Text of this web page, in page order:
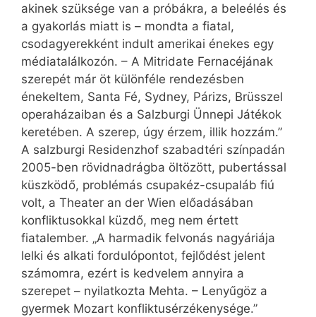
akinek szüksége van a próbákra, a beleélés és
a gyakorlás miatt is – mondta a fiatal,
csodagyerekként indult amerikai énekes egy
médiatalálkozón. – A Mitridate Fernacéjának
szerepét már öt különféle rendezésben
énekeltem, Santa Fé, Sydney, Párizs, Brüsszel
operaházaiban és a Salzburgi Ünnepi Játékok
keretében. A szerep, úgy érzem, illik hozzám.”
A salzburgi Residenzhof szabadtéri színpadán
2005-ben rövidnadrágba öltözött, pubertással
küszködő, problémás csupakéz-csupaláb fiú
volt, a Theater an der Wien előadásában
konfliktusokkal küzdő, meg nem értett
fiatalember. „A harmadik felvonás nagyáriája
lelki és alkati fordulópontot, fejlődést jelent
számomra, ezért is kedvelem annyira a
szerepet – nyilatkozta Mehta. – Lenyűgöz a
gyermek Mozart konfliktusérzékenysége.”